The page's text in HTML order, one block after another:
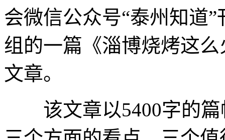
会微信公众号“泰州知道
组的一篇《淄博烧烤这
文章。
该文章以5400字的篇